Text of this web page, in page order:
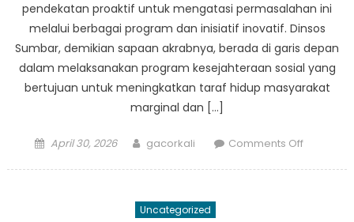
pendekatan proaktif untuk mengatasi permasalahan ini
melalui berbagai program dan inisiatif inovatif. Dinsos
Sumbar, demikian sapaan akrabnya, berada di garis depan
dalam melaksanakan program kesejahteraan sosial yang
bertujuan untuk meningkatkan taraf hidup masyarakat
marginal dan […]
Posted
April 30, 2026 Author
gacorkali Comments Offon
Uncategorized